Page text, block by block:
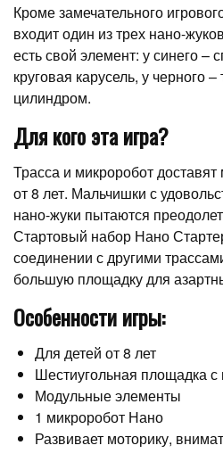
Кроме замечательного
входит один из трех нано-
есть свой элемент: у синего –
круговая карусель, у черного
цилиндром.
Для кого эта игра?
Трасса и микроробот
от 8 лет. Мальчишки с
нано-жуки пытаются
Стартовый набор Нано
соединении с другими
большую площадку для
Особенности игры:
Для детей от 8 лет
Шестиугольная площадка
Модульные элементы
1 микроробот Нано
Развивает моторику,